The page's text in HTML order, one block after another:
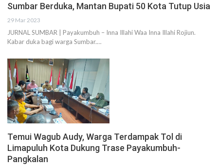
Sumbar Berduka, Mantan Bupati 50 Kota Tutup Usia
29 Mar 2023
JURNAL SUMBAR | Payakumbuh – Inna Illahi Waa Inna Illahi Rojiun.
Kabar duka bagi warga Sumbar.…
Temui Wagub Audy, Warga Terdampak Tol di
Limapuluh Kota Dukung Trase Payakumbuh-
Pangkalan